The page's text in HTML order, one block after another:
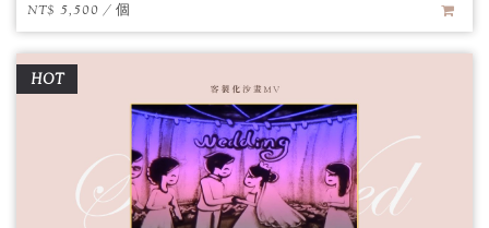
NT$ 5,500 / 個
HOT